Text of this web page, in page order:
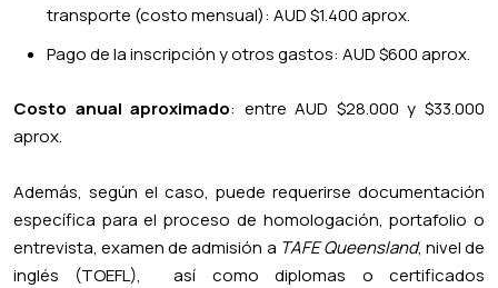
transporte (costo mensual): AUD $1.400 aprox.
Pago de la inscripción y otros gastos: AUD $600 aprox.
Costo anual aproximado: entre AUD $28.000 y $33.000
aprox.
Además, según el caso, puede requerirse documentación
específica para el proceso de homologación, portafolio o
entrevista, examen de admisión a TAFE Queensland, nivel de
inglés (TOEFL), así como diplomas o certificados